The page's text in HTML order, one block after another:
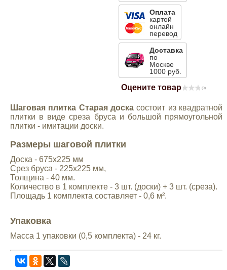
Оплата
картой
онлайн
перевод
Доставка
по
Москве
1000 руб.
Оцените товар (0)
Шаговая плитка Старая доска состоит из квадратной
плитки в виде среза бруса и большой прямоугольной
плитки - имитации доски.
Размеры шаговой плитки
Доска - 675х225 мм
Срез бруса - 225х225 мм,
Толщина - 40 мм.
Количество в 1 комплекте - 3 шт. (доски) + 3 шт. (среза).
Площадь 1 комплекта составляет - 0,6 м².
Упаковка
Масса 1 упаковки (0,5 комплекта) - 24 кг.
Renault
Suzuki
Toyota
Volkswagen
УАЗ
Дополнительные товары